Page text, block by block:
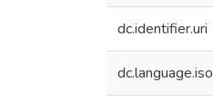
dc.identifier.uri
dc.language.iso